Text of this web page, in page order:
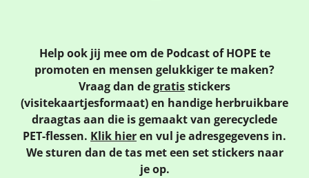
Help ook jij mee om de Podcast of HOPE te
promoten en mensen gelukkiger te maken?
Vraag dan degratisstickers
(visitekaartjesformaat)en handige herbruikbare
draagtas aan die is gemaakt van gerecyclede
PET-flessen. Klik hieren vul je adresgegevens in.
We sturen dan de tas met een set stickers naar
je op.